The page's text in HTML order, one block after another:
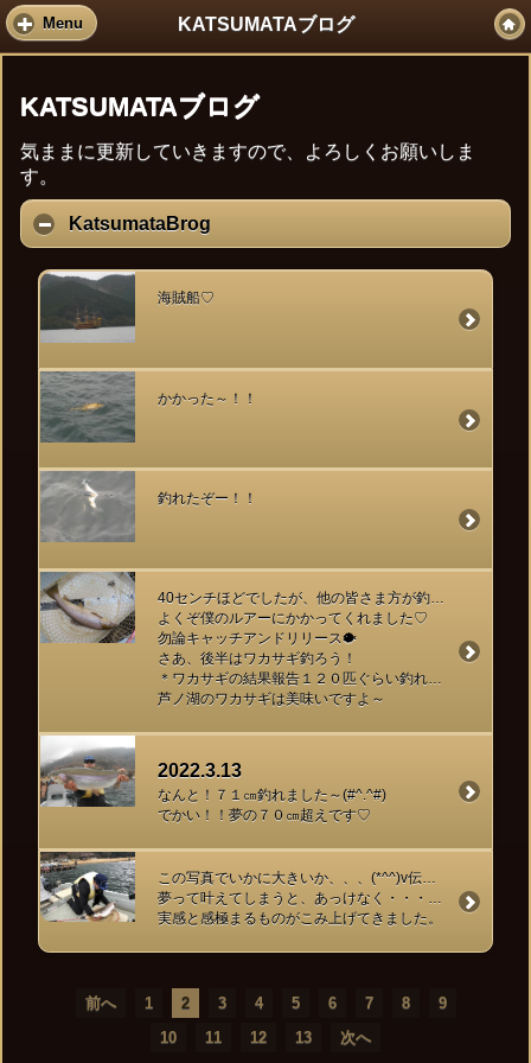
Menu KATSUMATAブログ
KATSUMATAブログ
気ままに更新していきますので、よろしくお願いしま
す。
KatsumataBrog
海賊船♡
かかった～！！
釣れたぞー！！
40センチほどでしたが、他の皆さま方が釣れない中
よくぞ僕のルアーにかかってくれました♡
勿論キャッチアンドリリース🐡
さあ、後半はワカサギ釣ろう！
＊ワカサギの結果報告１２０匹ぐらい釣れました(^-^)
芦ノ湖のワカサギは美味いですよ～
2022.3.13
なんと！７１㎝釣れました～(#^.^#)
でかい！！夢の７０㎝超えです♡
この写真でいかに大きいか、、、(*^^)v伝わるかな！？
夢って叶えてしまうと、あっけなく・・・でも時間がたつにつれ
実感と感極まるものがこみ上げてきました。
前へ 1 2 3 4 5 6 7 8
9
10
11 12 13 次へ